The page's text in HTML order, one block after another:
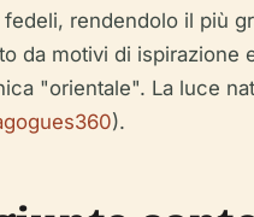
rendendolo il più
da motivi di
"orientale". La luce
).